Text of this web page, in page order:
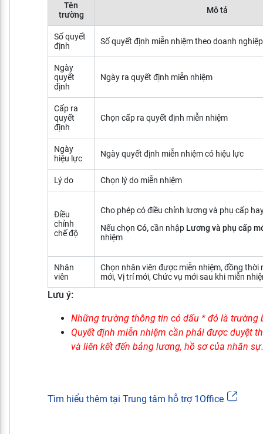
Tên
trường
Mô tả
Số quyết
định
Số quyết định miễn nhiệm theo doanh
Ngày
quyết
định
Ngày ra quyết định miễn nhiệm
Cấp ra
quyết
định
Chọn cấp ra quyết định miễn nhiệm
Ngày
hiệu lực
Ngày quyết định miễn nhiệm có hiệu lực
Lý do Chọn lý do miễn nhiệm
Điều
chỉnh
chế độ
Cho phép có điều chỉnh lương và phụ cấp
Nếu chọn Có,cần nhập Lương và phụ cấp
nhiệm
Nhân
viên
Chọn nhân viên được miễn nhiệm, đồng thời
mới, Vị trí mới, Chức vụ mới sau khi miễn
Lưu ý:
Những trường thông tin có dấu * đỏ là trường
Quyết định miễn nhiệm cần phải được duyệt
và liên kết đến bảng lương, hồ sơ của nhân sự.
Tìm hiểu thêm tại Trung tâm hỗ trợ 1Office